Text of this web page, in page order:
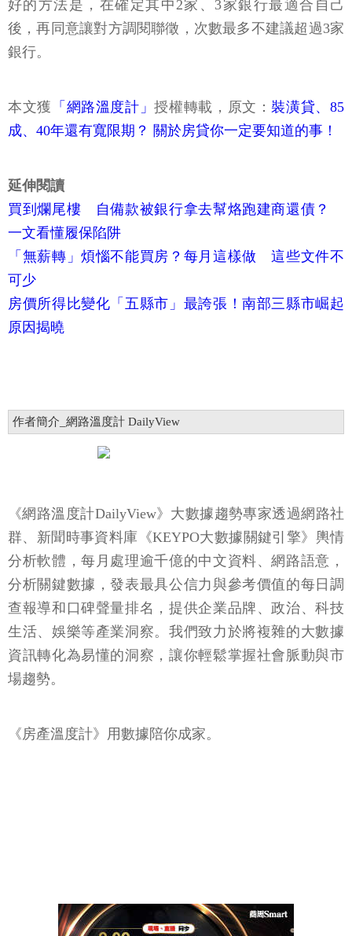
好的方法是，在確定其中2家、3家銀行最適合自己
後，再同意讓對方調閱聯徵，次數最多不建議超過3家
銀行。
本文獲 「網路溫度計」授權轉載，原文：裝潢貸、85
成、40年還有寬限期？ 關於房貸你一定要知道的事！
延伸閱讀
買到爛尾樓 自備款被銀行拿去幫烙跑建商還債？
一文看懂履保陷阱
「無薪轉」煩惱不能買房？每月這樣做 這些文件不
可少
房價所得比變化「五縣市」最誇張！南部三縣市崛起
原因揭曉
作者簡介_網路溫度計 DailyView
《網路溫度計DailyView》大數據趨勢專家透過網路社
群、新聞時事資料庫《KEYPO大數據關鍵引擎》輿情
分析軟體，每月處理逾千億的中文資料、網路語意，
分析關鍵數據，發表最具公信力與參考價值的每日調
查報導和口碑聲量排名，提供企業品牌、政治、科技
生活、娛樂等產業洞察。我們致力於將複雜的大數據
資訊轉化為易懂的洞察，讓你輕鬆掌握社會脈動與市
場趨勢。
《房產溫度計》用數據陪你成家。